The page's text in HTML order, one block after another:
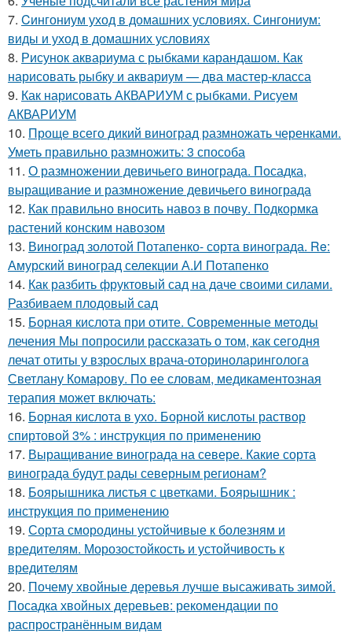
7. Cингониум уход в домашних условиях. Сингониум:
виды и уход в домашних условиях
8. Рисунок аквариума с рыбками карандашом. Как
нарисовать рыбку и аквариум — два мастер-класса
9. Как нарисовать АКВАРИУМ с рыбками. Рисуем
АКВАРИУМ
10. Проще всего дикий виноград размножать черенками.
Уметь правильно размножить: 3 способа
11. О размножении девичьего винограда. Посадка,
выращивание и размножение девичьего винограда
12. Как правильно вносить навоз в почву. Подкормка
растений конским навозом
13. Виноград золотой Потапенко- сорта винограда. Re:
Амурский виноград селекции А.И Потапенко
14. Как разбить фруктовый сад на даче своими силами.
Разбиваем плодовый сад
15. Борная кислота при отите. Современные методы
лечения Мы попросили рассказать о том, как сегодня
лечат отиты у взрослых врача-оториноларинголога
Светлану Комарову. По ее словам, медикаментозная
терапия может включать:
16. Борная кислота в ухо. Борной кислоты раствор
спиртовой 3% : инструкция по применению
17. Выращивание винограда на севере. Какие сорта
винограда будут рады северным регионам?
18. Боярышника листья с цветками. Боярышник :
инструкция по применению
19. Сорта смородины устойчивые к болезням и
вредителям. Морозостойкость и устойчивость к
вредителям
20. Почему хвойные деревья лучше высаживать зимой.
Посадка хвойных деревьев: рекомендации по
распространённым видам